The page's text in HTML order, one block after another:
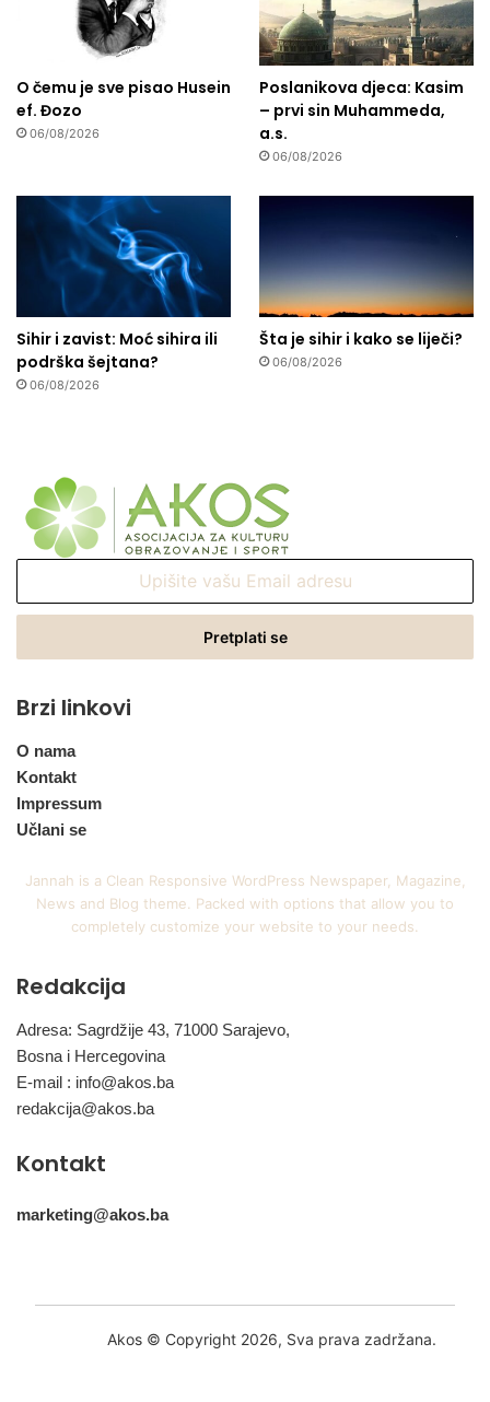
O čemu je sve pisao Husein
ef. Đozo
06/08/2026
Poslanikova djeca: Kasim
– prvi sin Muhammeda,
a.s.
06/08/2026
Sihir i zavist: Moć sihira ili
podrška šejtana?
06/08/2026
Šta je sihir i kako se liječi?
06/08/2026
Email
Brzi linkovi
O nama
Kontakt
Impressum
Učlani se
Jannah is a Clean Responsive WordPress Newspaper, Magazine,
News and Blog theme. Packed with options that allow you to
completely customize your website to your needs.
Redakcija
Adresa: Sagrdžije 43, 71000 Sarajevo,
Bosna i Hercegovina
E-mail : info@akos.ba
redakcija@akos.ba
Kontakt
marketing@akos.ba
Akos © Copyright 2026, Sva prava zadržana.